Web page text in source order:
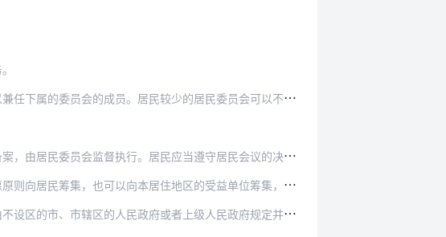
居民较少的居民委员会可以不设下属的委员会，由居民委员会的成员…
委员会监督执行。居民应当遵守居民会议的决议和居民公约。
本居住地区的受益单位筹集，但是必须经受益单位同意；收支帐目应…
政府或者上级人民政府规定并拨付；经居民会议同意，可以从居民委…